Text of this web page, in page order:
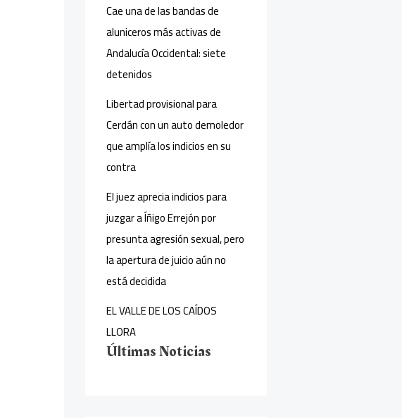
Cae una de las bandas de
aluniceros más activas de
Andalucía Occidental: siete
detenidos
Libertad provisional para
Cerdán con un auto demoledor
que amplía los indicios en su
contra
El juez aprecia indicios para
juzgar a Íñigo Errejón por
presunta agresión sexual, pero
la apertura de juicio aún no
está decidida
EL VALLE DE LOS CAÍDOS
LLORA
Últimas Noticias